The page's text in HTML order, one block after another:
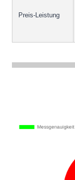
Preis-Leistung